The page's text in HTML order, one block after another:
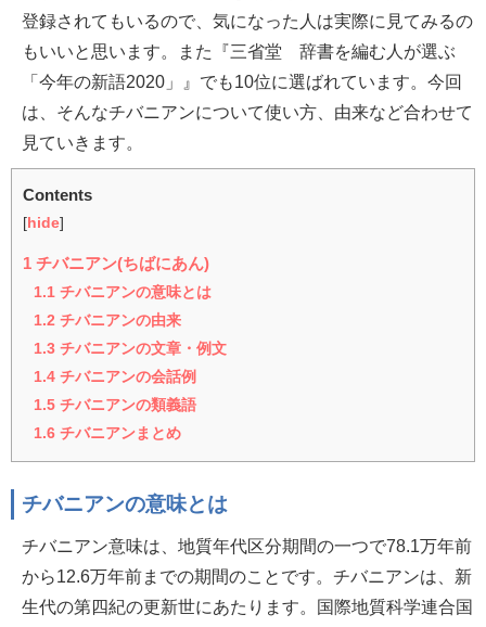
登録されてもいるので、気になった人は実際に見てみるの
もいいと思います。また『三省堂 辞書を編む人が選ぶ
「今年の新語2020」』でも10位に選ばれています。今回
は、そんなチバニアンについて使い方、由来など合わせて
見ていきます。
Contents
[ hide]
1 チバニアン(ちばにあん)
1.1 チバニアンの意味とは
1.2 チバニアンの由来
1.3 チバニアンの文章・例文
1.4 チバニアンの会話例
1.5 チバニアンの類義語
1.6 チバニアンまとめ
チバニアンの意味とは
チバニアン意味は、地質年代区分期間の一つで78.1万年前
から12.6万年前までの期間のことです。チバニアンは、新
生代の第四紀の更新世にあたります。国際地質科学連合国